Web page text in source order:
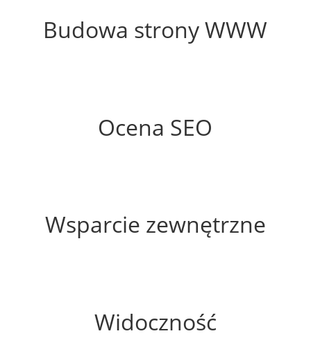
Budowa strony WWW
Ocena SEO
Wsparcie zewnętrzne
Widoczność